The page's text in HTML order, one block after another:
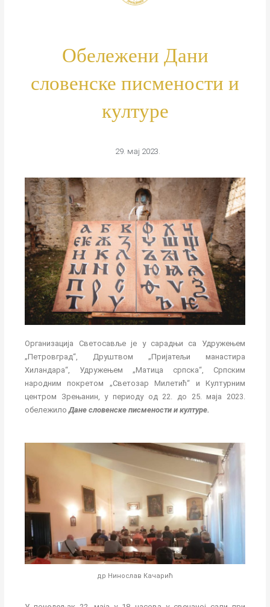
Обележени Дани
словенске писмености и
културе
29. мај 2023.
Организација Светосавље је у сарадњи са Удружењем
„Петровград“, Друштвом „Пријатељи манастира
Хиландара“, Удружењем „Матица српска“, Српским
народним покретом „Светозар Милетић“ и Културним
центром Зрењанин, у периоду од 22. до 25. маја 2023.
обележилоДане словенске писмености и културе.
др Нинослав Качарић